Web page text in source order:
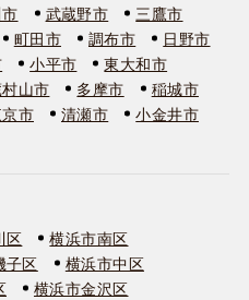
武蔵野市
三鷹市
町田市 調布市
日野市
小平市
東大和市
山市 多摩市
稲城市
市 清瀬市
小金井市
区
横浜市南区
子区
横浜市中区
横浜市金沢区